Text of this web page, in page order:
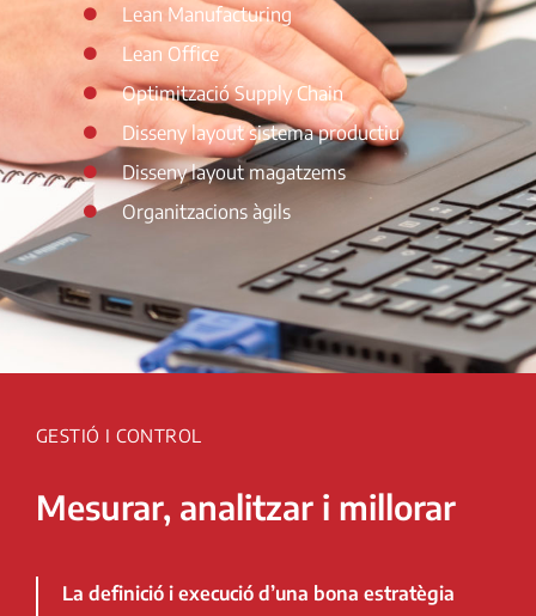
Lean Manufacturing
Lean Office
Optimització Supply Chain
Disseny layout sistema productiu
Disseny layout magatzems
Organitzacions àgils
GESTIÓ I CONTROL
Mesurar, analitzar i millorar
La definició i execució d’una bona estratègia